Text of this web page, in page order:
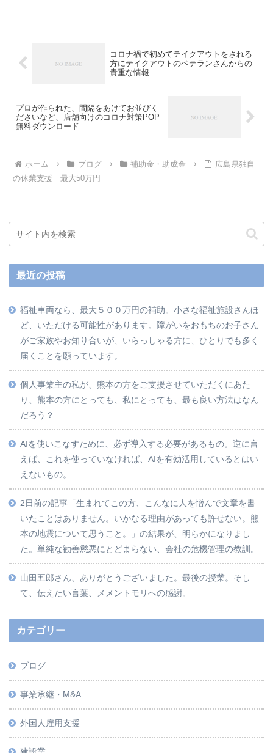
コロナ禍で初めてテイクアウトをされる
方にテイクアウトのベテランさんからの
貴重な情報
プロが作られた、間隔をあけてお並びく
ださいなど、店舗向けのコロナ対策POP
無料ダウンロード
ホーム ブログ 補助金・助成金
広島県独自
の休業支援 最大50万円
最近の投稿
福祉車両なら、最大５００万円の補助。小さな福祉施設さんほ
ど、いただける可能性があります。障がいをおもちのお子さん
がご家族やお知り合いが、いらっしゃる方に、ひとりでも多く
届くことを願っています。
個人事業主の私が、熊本の方をご支援させていただくにあた
り、熊本の方にとっても、私にとっても、最も良い方法はなん
だろう？
AIを使いこなすために、必ず導入する必要があるもの。逆に言
えば、これを使っていなければ、AIを有効活用しているとはい
えないもの。
2日前の記事「生まれてこの方、こんなに人を憎んで文章を書
いたことはありません。いかなる理由があっても許せない。熊
本の地震について思うこと。」の結果が、明らかになりまし
た。単純な勧善懲悪にとどまらない、会社の危機管理の教訓。
山田五郎さん、ありがとうございました。最後の授業。そし
て、伝えたい言葉、メメントモリへの感謝。
カテゴリー
ブログ
事業承継・M&A
外国人雇用支援